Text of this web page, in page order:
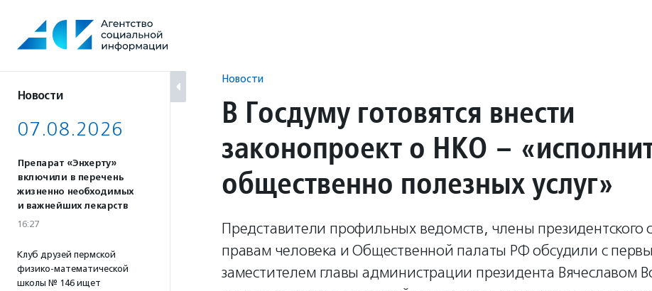
содержанию
Новости
07.08.2026
Препарат «Энхерту»
включили в перечень
жизненно необходимых
и важнейших лекарств
16:27
Клуб друзей пермской
физико-математической
школы № 146 ищет
Новости
В Госдуму готовятся внести
законопроект о НКО –
общественно полезных услуг»
Представители профильных ведомств, члены президентского
правам человека и Общественной палаты РФ обсудили с
заместителем главы администрации президента Вячеславом